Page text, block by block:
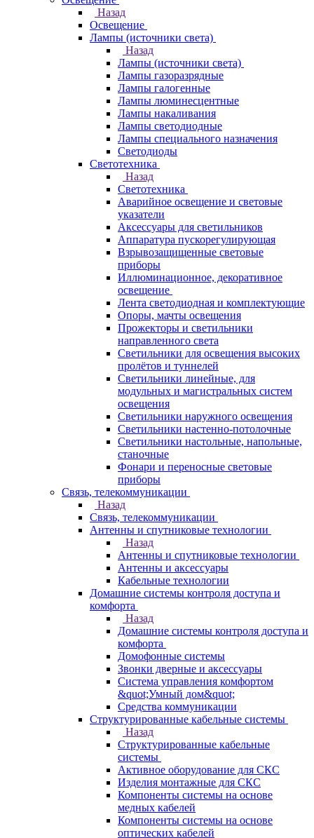
Назад
Освещение
Лампы (источники света)
Назад
Лампы (источники света)
Лампы газоразрядные
Лампы галогенные
Лампы люминесцентные
Лампы накаливания
Лампы светодиодные
Лампы специального назначения
Светодиоды
Светотехника
Назад
Светотехника
Аварийное освещение и световые
указатели
Аксессуары для светильников
Аппаратура пускорегулирующая
Взрывозащищенные световые
приборы
Иллюминационное, декоративное
освещение
Лента светодиодная и комплектующие
Опоры, мачты освещения
Прожекторы и светильники
направленного света
Светильники для освещения высоких
пролётов и туннелей
Светильники линейные, для
модульных и магистральных систем
освещения
Светильники наружного освещения
Светильники настенно-потолочные
Светильники настольные, напольные,
станочные
Фонари и переносные световые
приборы
Связь, телекоммуникации
Назад
Связь, телекоммуникации
Антенны и спутниковые технологии
Назад
Антенны и спутниковые технологии
Антенны и аксессуары
Кабельные технологии
Домашние системы контроля доступа и
комфорта
Назад
Домашние системы контроля доступа и
комфорта
Домофонные системы
Звонки дверные и аксессуары
Система управления комфортом
&quot;Умный дом&quot;
Средства коммуникации
Структурированные кабельные системы
Назад
Структурированные кабельные
системы
Активное оборудование для СКС
Изделия монтажные для СКС
Компоненты системы на основе
медных кабелей
Компоненты системы на основе
оптических кабелей